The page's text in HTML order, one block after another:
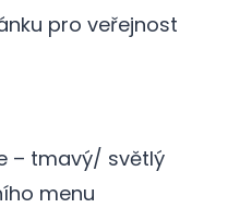
pro veřejnost
– tmavý/ světlý
menu